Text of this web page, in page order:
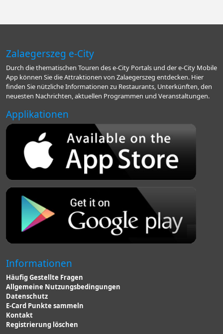
Zalaegerszeg e-City
Durch die thematischen Touren des e-City Portals und der e-City Mobile
App können Sie die Attraktionen von Zalaegerszeg entdecken. Hier
finden Sie nützliche Informationen zu Restaurants, Unterkünften, den
neuesten Nachrichten, aktuellen Programmen und Veranstaltungen.
Applikationen
Informationen
Häufig Gestellte Fragen
Allgemeine Nutzungsbedingungen
Datenschutz
E-Card Punkte sammeln
Kontakt
Registrierung löschen